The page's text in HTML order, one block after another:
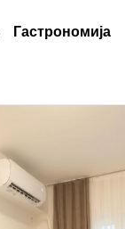
Гастрономија